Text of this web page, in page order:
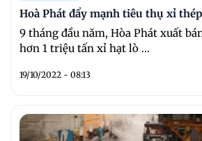
Hoà Phát đẩy mạnh tiêu thụ xỉ thép
9 tháng đầu năm, Hòa Phát xuất
hơn 1 triệu tấn xỉ hạt lò ...
19/10/2022 - 08:13